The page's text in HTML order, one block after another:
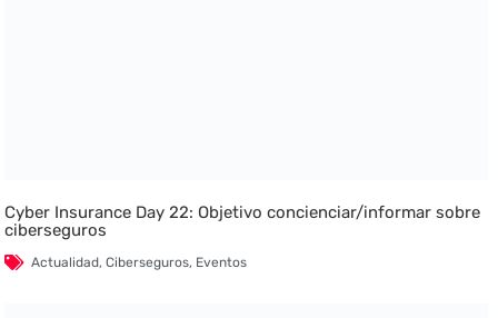
Cyber Insurance Day 22: Objetivo concienciar/informar sobre
ciberseguros
Actualidad,Ciberseguros, Eventos